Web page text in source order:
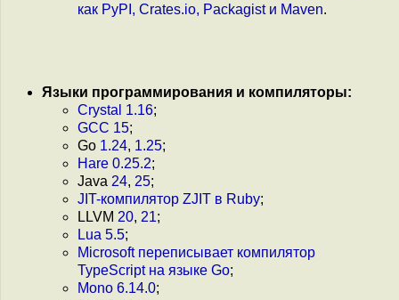
как PyPI, Сrates.io, Packagist и Maven.
Языки программирования и компиляторы:
Crystal 1.16;
GCC 15;
Go 1.24, 1.25;
Hare 0.25.2;
Java 24, 25;
JIT-компилятор ZJIT в Ruby;
LLVM 20, 21;
Lua 5.5;
Microsoft переписывает компилятор
TypeScript на языке Go;
Mono 6.14.0;